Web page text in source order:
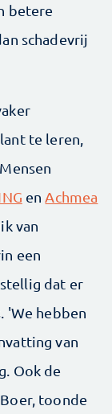
betere
schadevrij
te leren,
en Achmea
van
een
dat er
'We hebben
van
Ook de
toonde